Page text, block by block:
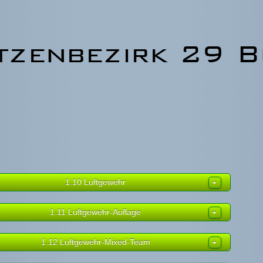
1.10 Luftgewehr
Herren III
Einzel Mannschaft
Schülerinnen
Einzel
1.11 Luftgewehr-Auflage
Mannschaft Einzel
1.12 Luftgewehr-Mixed-Team